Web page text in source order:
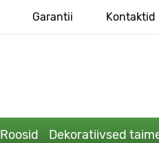
Garantii Kontaktid
Roosid Dekoratiivsed